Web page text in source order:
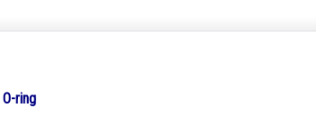
O-ring